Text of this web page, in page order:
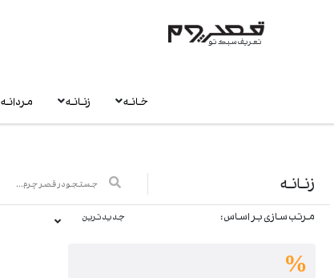
تعریف سبک تو
خانه زنانه مردانه
زنانه
مرتب سازی بر اساس : جدیدترین
%